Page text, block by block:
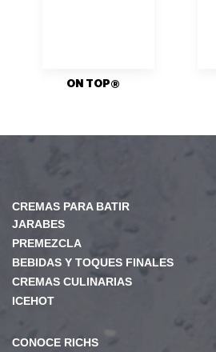
ON TOP®
CREMAS PARA BATIR
JARABES
PREMEZCLA
BEBIDAS Y TOQUES FINALES
CREMAS CULINARIAS
ICEHOT
CONOCE RICHS